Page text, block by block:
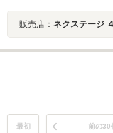
販売店： ネクステージ
最初 前の30